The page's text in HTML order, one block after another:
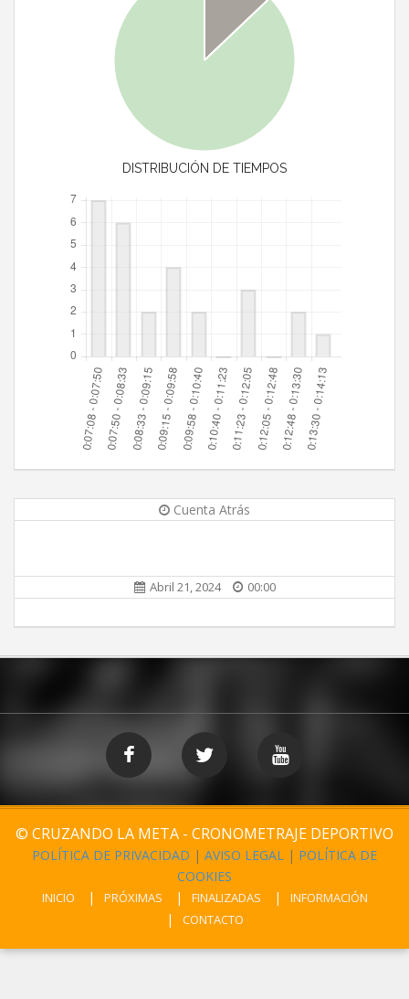
DISTRIBUCIÓN DE TIEMPOS
Cuenta Atrás
Abril 21, 2024 00:00
© CRUZANDO LA META - CRONOMETRAJE DEPORTIVO
POLÍTICA DE PRIVACIDAD | AVISO LEGAL | POLÍTICA DE
COOKIES
INICIO PRÓXIMAS FINALIZADAS
INFORMACIÓN
CONTACTO